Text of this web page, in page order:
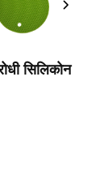
सिलिकोन